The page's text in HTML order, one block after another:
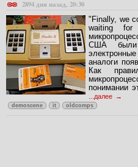
2894 дня назад, 20:30
"Finally, we
waiting
США были
аналоги
Как
понимании
...далее
demoscene it oldcomps